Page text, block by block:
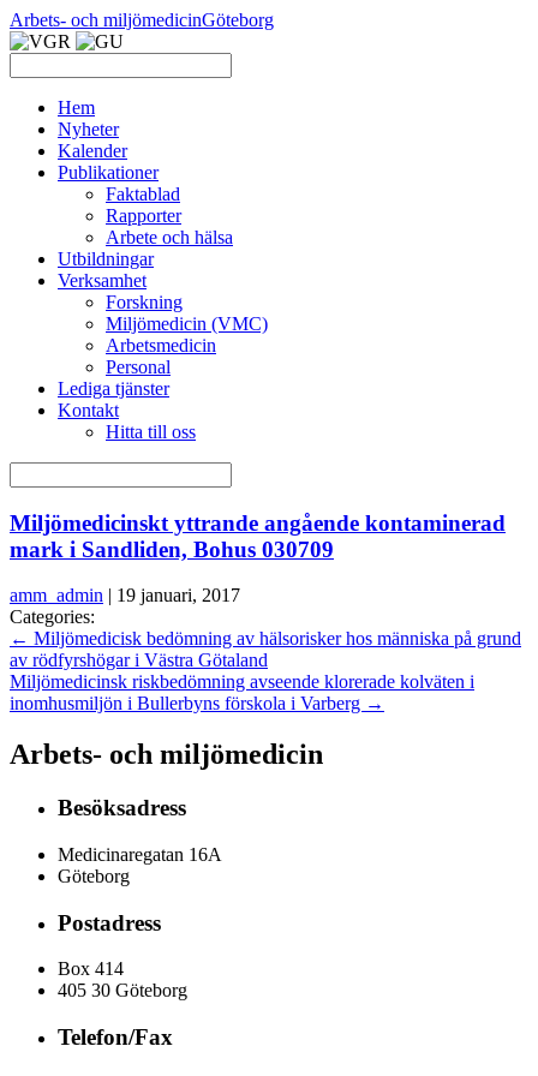
Arbets- och miljömedicinGöteborg
Hem
Nyheter
Kalender
Publikationer
Faktablad
Rapporter
Arbete och hälsa
Utbildningar
Verksamhet
Forskning
Miljömedicin (VMC)
Arbetsmedicin
Personal
Lediga tjänster
Kontakt
Hitta till oss
Miljömedicinskt yttrande angående kontaminerad
mark i Sandliden, Bohus 030709
amm_admin | 19 januari, 2017
Categories:
← Miljömedicisk bedömning av hälsorisker hos människa på grund
av rödfyrshögar i Västra Götaland
Miljömedicinsk riskbedömning avseende klorerade kolväten i
inomhusmiljön i Bullerbyns förskola i Varberg →
Arbets- och miljömedicin
Besöksadress
Medicinaregatan 16A
Göteborg
Postadress
Box 414
405 30 Göteborg
Telefon/Fax